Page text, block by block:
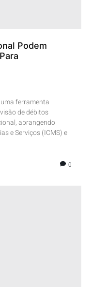
Podem
ferramenta
de débitos
abrangendo
e Serviços (ICMS) e
0